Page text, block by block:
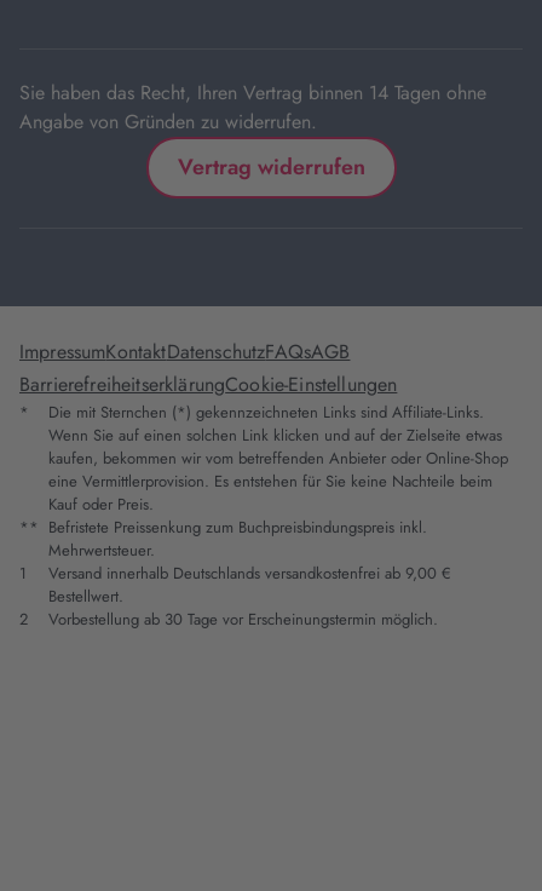
Sie haben das Recht, Ihren Vertrag binnen 14 Tagen ohne
Angabe von Gründen zu widerrufen.
Vertrag widerrufen
ImpressumKontaktDatenschutzFAQsAGB
BarrierefreiheitserklärungCookie-Einstellungen
*
Die mit Sternchen (*) gekennzeichneten Links sind Affiliate-Links.
Wenn Sie auf einen solchen Link klicken und auf der Zielseite etwas
kaufen, bekommen wir vom betreffenden Anbieter oder Online-Shop
eine Vermittlerprovision. Es entstehen für Sie keine Nachteile beim
Kauf oder Preis.
** Befristete Preissenkung zum Buchpreisbindungspreis inkl.
Mehrwertsteuer.
1
Versand innerhalb Deutschlands versandkostenfrei ab 9,00 €
Bestellwert.
2
Vorbestellung ab 30 Tage vor Erscheinungstermin möglich.